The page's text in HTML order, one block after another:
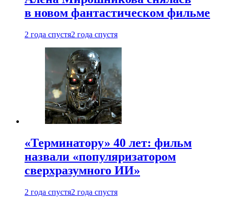
в новом фантастическом фильме
2 года спустя2 года спустя
«Терминатору» 40 лет: фильм
назвали «популяризатором
сверхразумного ИИ»
2 года спустя2 года спустя